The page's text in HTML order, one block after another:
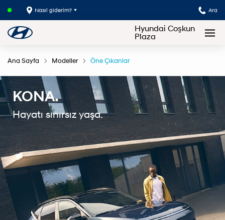
Nasıl giderim? Ara
Hyundai Coşkun
Plaza
Ana Sayfa Modeller Öne Çıkanlar
KONA.
Hayatı sınırsız yaşa.